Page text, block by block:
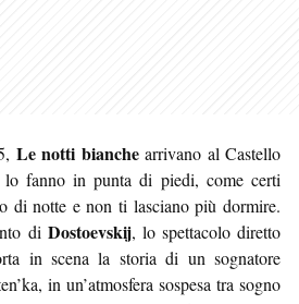
Le notti bianchearrivano al Castello
fanno in punta di piedi, come certi
di notte e non ti lasciano più dormire.
di Dostoevskij, lo spettacolo diretto
in scena la storia di un sognatore
in un’atmosfera sospesa tra sogno